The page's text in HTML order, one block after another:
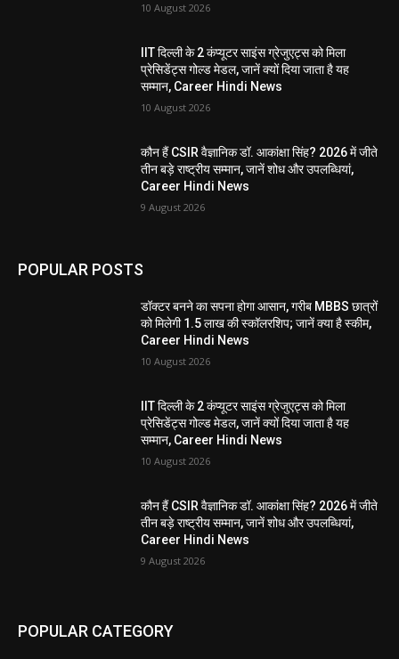
10 August 2026
IIT दिल्ली के 2 कंप्यूटर साइंस ग्रेजुएट्स को मिला
प्रेसिडेंट्स गोल्ड मेडल, जानें क्यों दिया जाता है यह
सम्मान, Career Hindi News
10 August 2026
कौन हैं CSIR वैज्ञानिक डॉ. आकांक्षा सिंह? 2026 में जीते
तीन बड़े राष्ट्रीय सम्मान, जानें शोध और उपलब्धियां,
Career Hindi News
9 August 2026
POPULAR POSTS
डॉक्टर बनने का सपना होगा आसान, गरीब MBBS छात्रों
को मिलेगी 1.5 लाख की स्कॉलरशिप; जानें क्या है स्कीम,
Career Hindi News
10 August 2026
IIT दिल्ली के 2 कंप्यूटर साइंस ग्रेजुएट्स को मिला
प्रेसिडेंट्स गोल्ड मेडल, जानें क्यों दिया जाता है यह
सम्मान, Career Hindi News
10 August 2026
कौन हैं CSIR वैज्ञानिक डॉ. आकांक्षा सिंह? 2026 में जीते
तीन बड़े राष्ट्रीय सम्मान, जानें शोध और उपलब्धियां,
Career Hindi News
9 August 2026
POPULAR CATEGORY